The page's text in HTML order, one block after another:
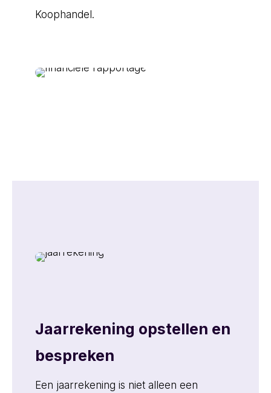
Koophandel.
Jaarrekening opstellen en
bespreken
Een jaarrekening is niet alleen een